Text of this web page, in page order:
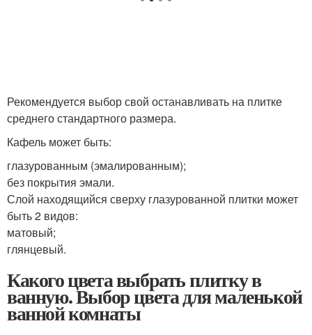
Рекомендуется выбор свой останавливать на плитке
среднего стандартного размера.
Кафель может быть:
глазурованным (эмалированным);
без покрытия эмали.
Слой находящийся сверху глазурованной плитки может
быть 2 видов:
матовый;
глянцевый.
Какого цвета выбрать плитку в
ванную. Выбор цвета для маленькой
ванной комнаты